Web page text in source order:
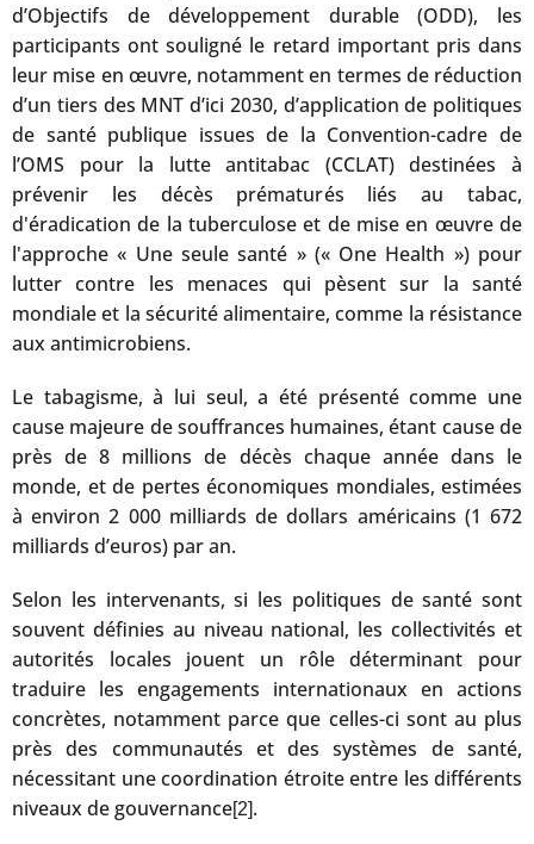
d’Objectifs de développement durable (ODD), les
participants ont souligné le retard important pris dans
leur mise en œuvre, notamment en termes de réduction
d’un tiers des MNT d’ici 2030, d’application de politiques
de santé publique issues de la Convention-cadre de
l’OMS pour la lutte antitabac (CCLAT) destinées à
prévenir les décès prématurés liés au tabac,
d'éradication de la tuberculose et de mise en œuvre de
l'approche « Une seule santé » (« One Health ») pour
lutter contre les menaces qui pèsent sur la santé
mondiale et la sécurité alimentaire, comme la résistance
aux antimicrobiens.
Le tabagisme, à lui seul, a été présenté comme une
cause majeure de souffrances humaines, étant cause de
près de 8 millions de décès chaque année dans le
monde, et de pertes économiques mondiales, estimées
à environ 2 000 milliards de dollars américains (1 672
milliards d’euros) par an.
Selon les intervenants, si les politiques de santé sont
souvent définies au niveau national, les collectivités et
autorités locales jouent un rôle déterminant pour
traduire les engagements internationaux en actions
concrètes, notamment parce que celles-ci sont au plus
près des communautés et des systèmes de santé,
nécessitant une coordination étroite entre les différents
niveaux de gouvernance[2].